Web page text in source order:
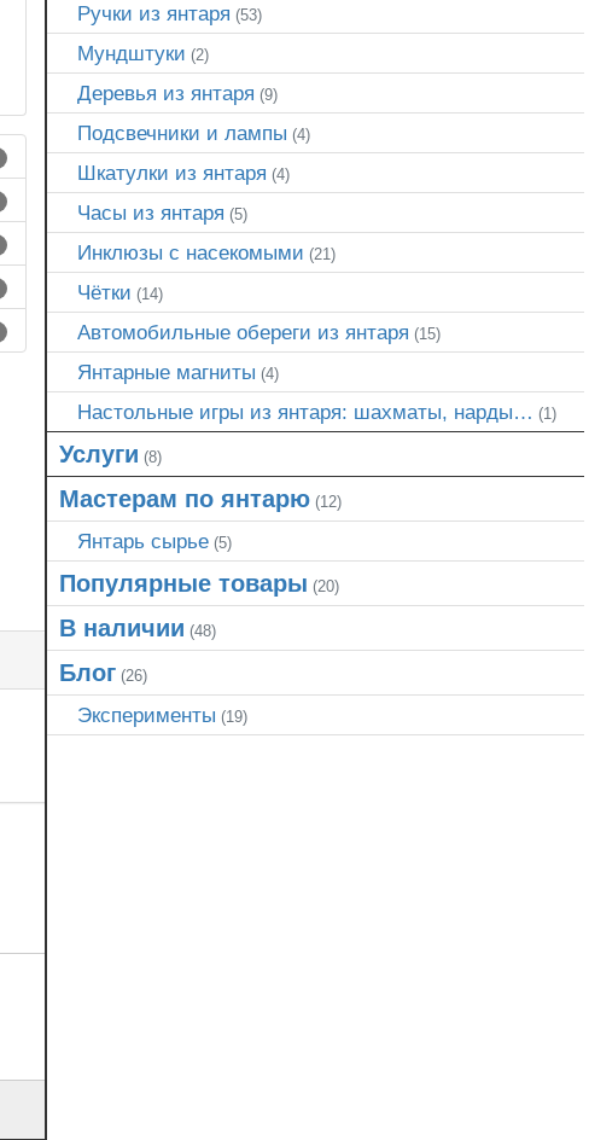
Ручки из янтаря (53)
Мундштуки (2)
Деревья из янтаря (9)
Подсвечники и лампы (4)
Шкатулки из янтаря (4)
Часы из янтаря (5)
Инклюзы с насекомыми (21)
Чётки (14)
Автомобильные обереги из янтаря (15)
Янтарные магниты (4)
Настольные игры из янтаря: шахматы, нарды… (1)
Услуги (8)
Мастерам по янтарю(12)
Янтарь сырье(5)
Популярные товары (20)
В наличии (48)
Блог(26)
Эксперименты (19)